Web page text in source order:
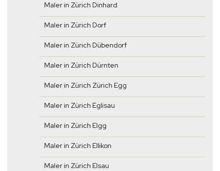
Maler in Zürich Dinhard
Maler in Zürich Dorf
Maler in Zürich Dübendorf
Maler in Zürich Dürnten
Maler in Zürich Zürich Egg
Maler in Zürich Eglisau
Maler in Zürich Elgg
Maler in Zürich Ellikon
Maler in Zürich Elsau